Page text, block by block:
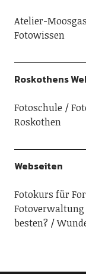
Atelier-
Fotowissen
Roskothens
Fotoschule
Roskothen
Webseiten
Fotokurs für
Fotoverwaltung
besten?